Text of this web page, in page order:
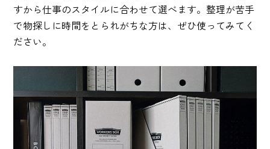
すから仕事のスタイルに合わせて選べます。整理が苦手
で物探しに時間をとられがちな方は、ぜひ使ってみてく
ださい。